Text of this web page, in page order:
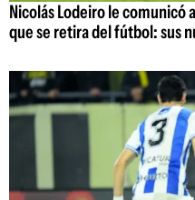
Nicolás Lodeiro le comunicó
que se retira del fútbol: sus